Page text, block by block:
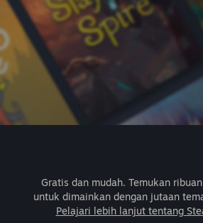
Gratis dan mudah. Temukan
untuk dimainkan dengan jutaan
Pelajari lebih lanjut tentang